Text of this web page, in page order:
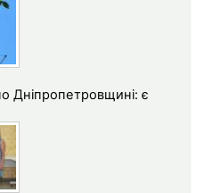
Дніпропетровщині: є